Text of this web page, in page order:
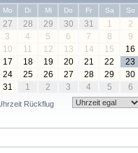
Mo
Di Mi Do Fr Sa So
27 28 29 30 31 1
2
3
4 5 6 7 8
9
10
11 12 13 14 15
16
17
18 19 20 21 22
23
24
25 26 27 28 29
30
31
1 2 3 4 5 6
Rückflug